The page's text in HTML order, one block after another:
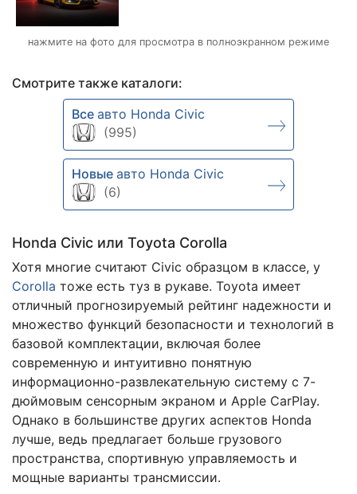
нажмите на фото для просмотра в полноэкранном режиме
Смотрите также каталоги:
Все авто Honda Civic
(995)
Новые авто Honda Civic
(6)
Honda Civic или Toyota Corolla
Хотя многие считают Civic образцом в классе, у
Corolla тоже есть туз в рукаве. Toyota имеет
отличный прогнозируемый рейтинг надежности и
множество функций безопасности и технологий в
базовой комплектации, включая более
современную и интуитивно понятную
информационно-развлекательную систему с 7-
дюймовым сенсорным экраном и Apple CarPlay.
Однако в большинстве других аспектов Honda
лучше, ведь предлагает больше грузового
пространства, спортивную управляемость и
мощные варианты трансмиссии.